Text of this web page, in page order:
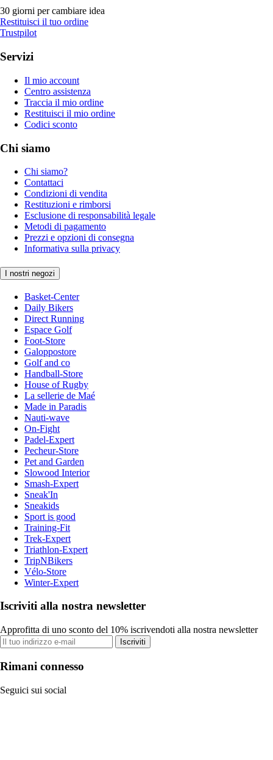
30 giorni per cambiare idea
Restituisci il tuo ordine
Trustpilot
Servizi
Il mio account
Centro assistenza
Traccia il mio ordine
Restituisci il mio ordine
Codici sconto
Chi siamo
Chi siamo?
Contattaci
Condizioni di vendita
Restituzioni e rimborsi
Esclusione di responsabilità legale
Metodi di pagamento
Prezzi e opzioni di consegna
Informativa sulla privacy
I nostri negozi
Basket-Center
Daily Bikers
Direct Running
Espace Golf
Foot-Store
Galoppostore
Golf and co
Handball-Store
House of Rugby
La sellerie de Maé
Made in Paradis
Nauti-wave
On-Fight
Padel-Expert
Pecheur-Store
Pet and Garden
Slowood Interior
Smash-Expert
Sneak'In
Sneakids
Sport is good
Training-Fit
Trek-Expert
Triathlon-Expert
TripNBikers
Vélo-Store
Winter-Expert
Iscriviti alla nostra newsletter
Approfitta di uno sconto del 10% iscrivendoti alla nostra newsletter
Iscriviti
Rimani connesso
Seguici sui social